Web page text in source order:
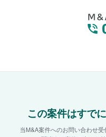
この案件はすで
当M&A案件へのお問い合わせ受